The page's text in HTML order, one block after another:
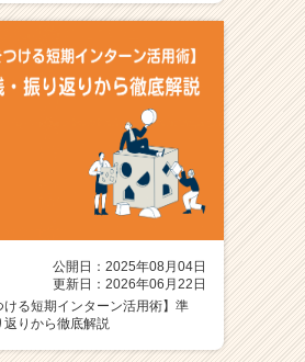
公開日：2025年08月04日
更新日：2026年06月22日
ける短期インターン活用術】準
りから徹底解説